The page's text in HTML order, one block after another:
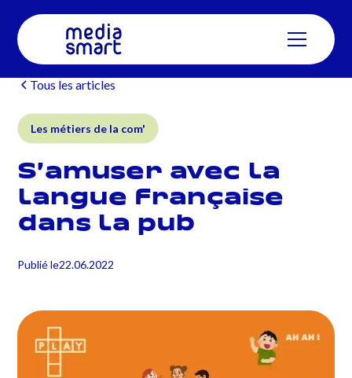
Tous les articles
Les métiers de la com'
S’amuser avec la
langue française
dans la pub
Publié le22.06.2022